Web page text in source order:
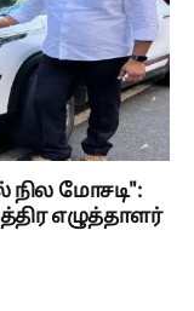
நில மோசடி":
எழுத்தாளர்